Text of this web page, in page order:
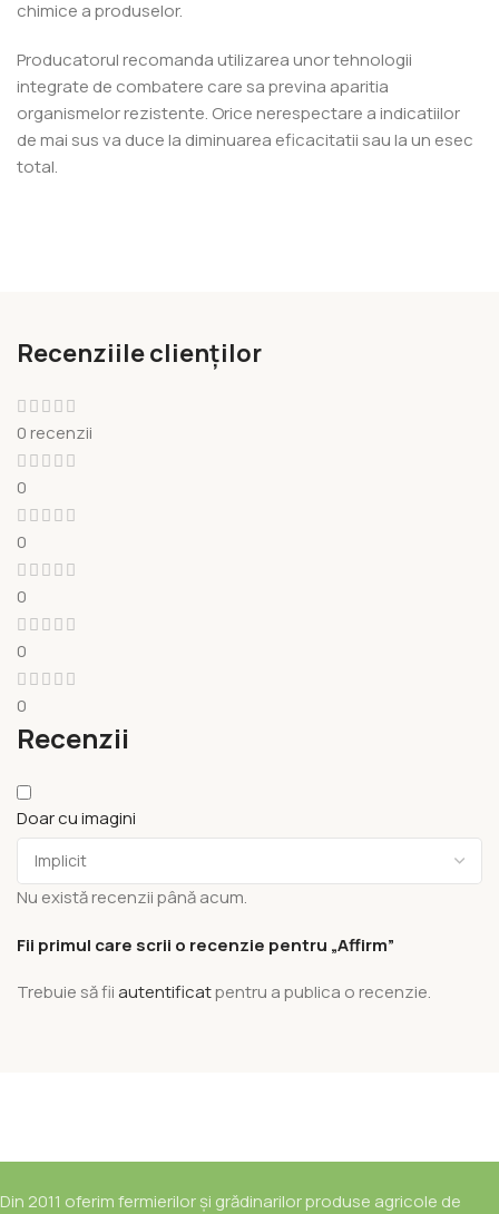
chimice a produselor.
Producatorul recomanda utilizarea unor tehnologii
integrate de combatere care sa previna aparitia
organismelor rezistente. Orice nerespectare a indicatiilor
de mai sus va duce la diminuarea eficacitatii sau la un esec
total.
Recenziile clienților
0 recenzii
0
0
0
0
0
Recenzii
Doar cu imagini
Nu există recenzii până acum.
Fii primul care scrii o recenzie pentru „Affirm”
Trebuie să fiiautentificatpentru a publica o recenzie.
Din 2011 oferim fermierilor și grădinarilor produse agricole de